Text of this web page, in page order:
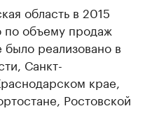
область в 2015
по объему продаж
реализовано в
Санкт-
крае,
Ростовской